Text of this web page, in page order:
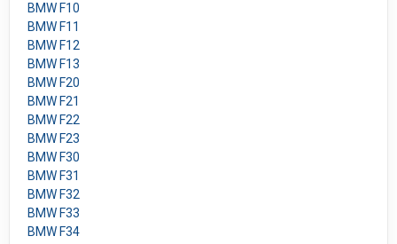
BMW F10
BMW F11
BMW F12
BMW F13
BMW F20
BMW F21
BMW F22
BMW F23
BMW F30
BMW F31
BMW F32
BMW F33
BMW F34